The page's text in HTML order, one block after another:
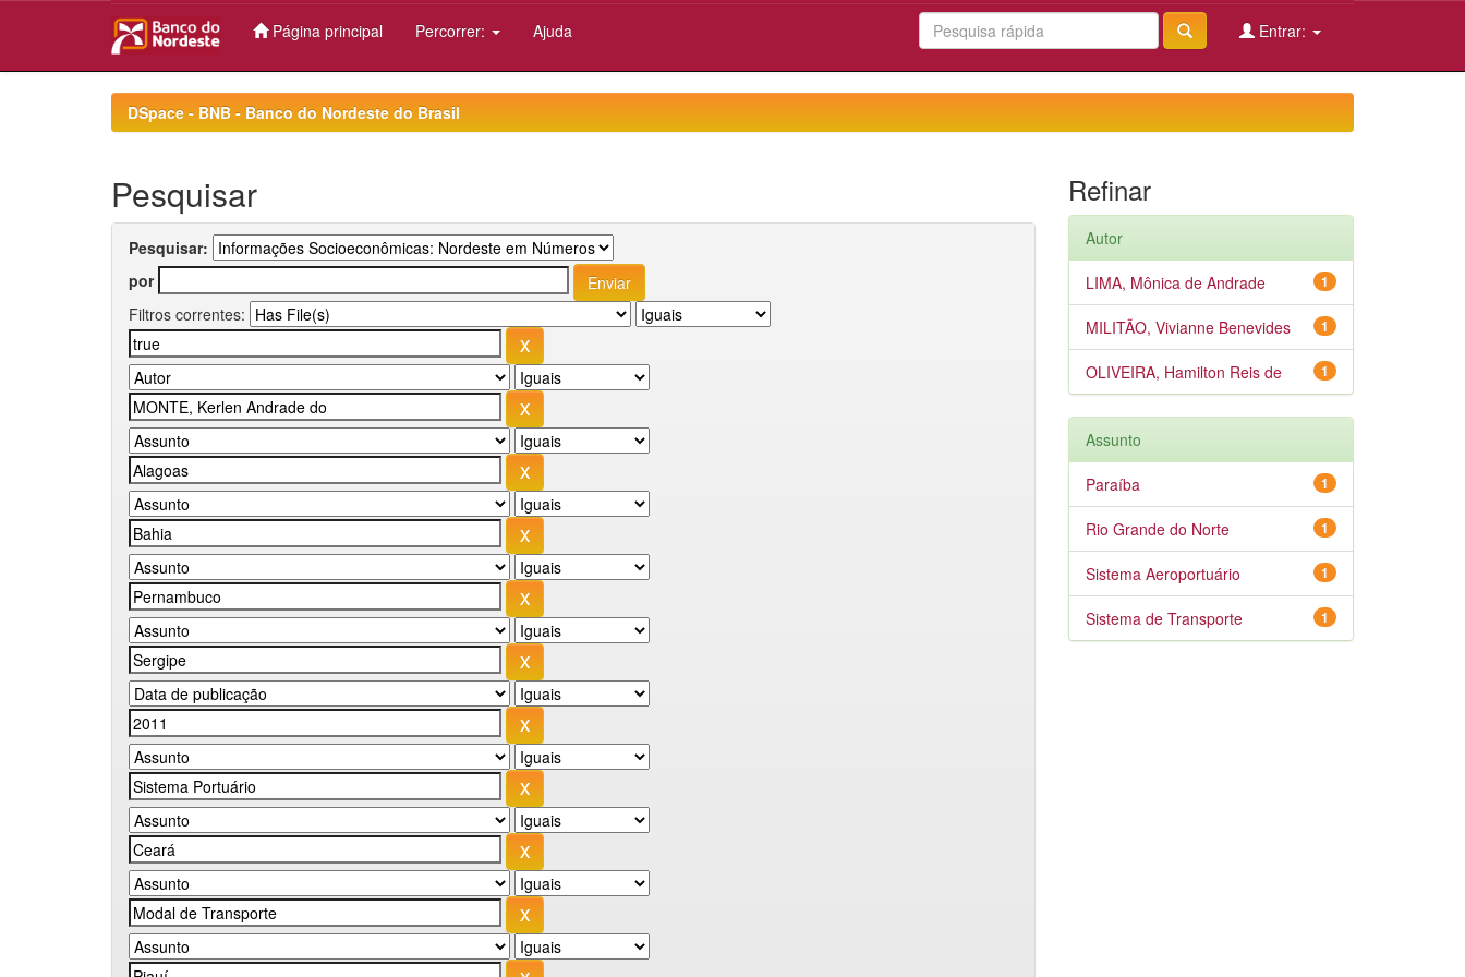
Página principal Percorrer: Ajuda Entrar:
DSpace - BNB - Banco do Nordeste do Brasil
Pesquisar
Pesquisar:
por
Filtros correntes:
Refinar
Autor
1
LIMA, Mônica de Andrade
1
MILITÃO, Vivianne Benevides
1
OLIVEIRA, Hamilton Reis de
Assunto
1
Paraíba
1
Rio Grande do Norte
1
Sistema Aeroportuário
1
Sistema de Transporte